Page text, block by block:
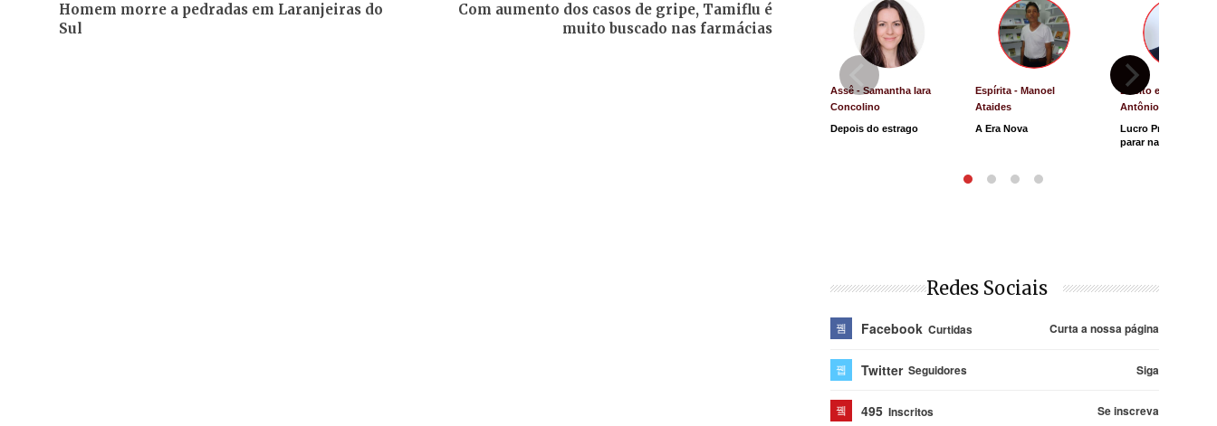
Homem morre a pedradas em Laranjeiras do
Sul
Com aumento dos casos de gripe, Tamiflu é
muito buscado nas farmácias
Assê - Samantha Iara
Concolino
Depois do estrago
Espírita - Manoel
Ataides
A Era Nova
Direito e Justiça -
Antônio de Souza
Lucro Presumido
parar na Justiça
Redes Sociais
Facebook Curtidas Curta a nossa página
Twitter Seguidores Siga
495 Inscritos Se inscreva